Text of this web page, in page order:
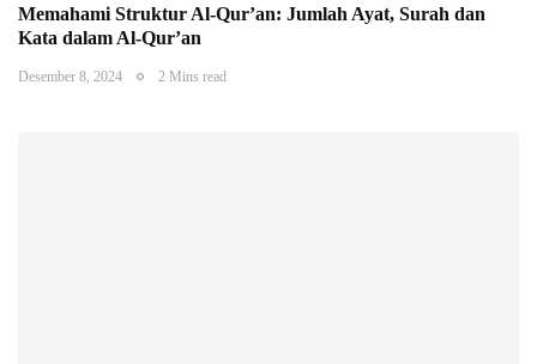
Memahami Struktur Al-Qur’an: Jumlah Ayat, Surah dan
Kata dalam Al-Qur’an
Desember 8, 2024 2 Mins read